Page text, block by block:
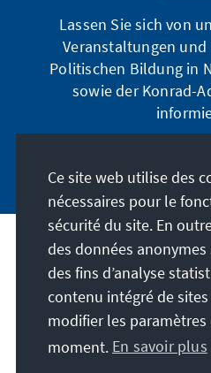
Lassen Sie sich von
Veranstaltungen
Politischen Bildung in
sowie der Konrad-
Adresse
Contact
Visitez aussi
Ce site web utilise des
nécessaires pour le
sécurité du site. En
des données
des fins d’analyse
contenu intégré de
modifier les
moment. En savoir plus